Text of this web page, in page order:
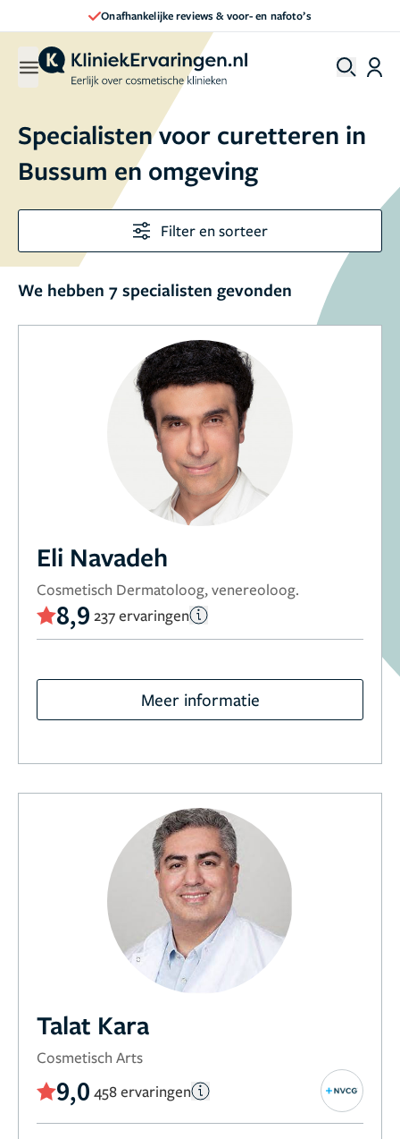
Onafhankelijke reviews & voor- en nafoto’s
Specialisten voor curetteren in
Bussum en omgeving
Filter en sorteer
We hebben 7 specialisten gevonden
Eli Navadeh
Cosmetisch Dermatoloog, venereoloog.
8,9 237 ervaringen
Meer informatie
Talat Kara
Cosmetisch Arts
9,0 458 ervaringen